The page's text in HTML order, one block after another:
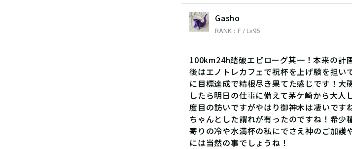
Gasho
RANK：F / Lv.95
100km24h踏破エピローグ其一！本来の計
後はエノトレカフェで祝杯を上げ験を担
に目標達成で精根尽き果てた感じです！
したら明日の仕事に備えて茅ケ崎から大
度目の訪いですがやはり御神木は凄いで
ちゃんとした謂れが有ったのですね！希
寄りの冷や水満杯の私にでさえ神のご加
には当然の事でしょうね！